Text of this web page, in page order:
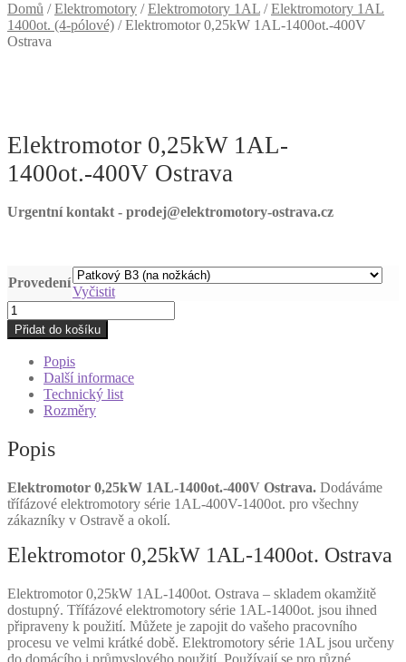
Domů /Elektromotory /Elektromotory 1AL /Elektromotory 1AL
1400ot. (4-pólové) /Elektromotor 0,25kW 1AL-1400ot.-400V
Ostrava
Elektromotor 0,25kW 1AL-
1400ot.-400V Ostrava
Urgentní kontakt - prodej@elektromotory-ostrava.cz
Provedení
Vyčistit
Elektromotor
0,25kW
1AL-
1400ot.-400V
Ostrava
množství
Přidat do košíku
Popis
Další informace
Technický list
Rozměry
Popis
Elektromotor 0,25kW 1AL-1400ot.-400V Ostrava. Dodáváme
třífázové elektromotory série 1AL-400V-1400ot. pro všechny
zákazníky v Ostravě a okolí.
Elektromotor 0,25kW 1AL-1400ot. Ostrava
Elektromotor 0,25kW 1AL-1400ot. Ostrava – skladem okamžitě
dostupný. Třífázové elektromotory série 1AL-1400ot. jsou ihned
připraveny k použití. Můžete je zapojit do vašeho pracovního
procesu ve velmi krátké době. Elektromotory série 1AL jsou určeny